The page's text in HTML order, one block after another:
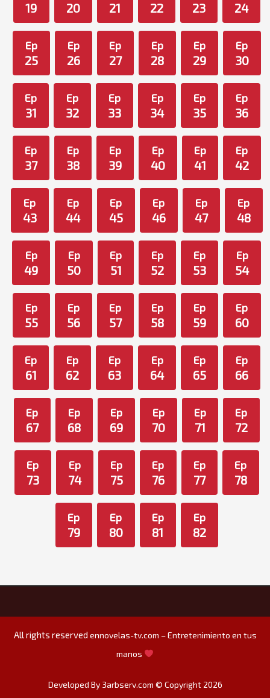
19 20 21 22 23 24
Ep
25
Ep
26
Ep
27
Ep
28
Ep
29
Ep
30
Ep
31
Ep
32
Ep
33
Ep
34
Ep
35
Ep
36
Ep
37
Ep
38
Ep
39
Ep
40
Ep
41
Ep
42
Ep
43
Ep
44
Ep
45
Ep
46
Ep
47
Ep
48
Ep
49
Ep
50
Ep
51
Ep
52
Ep
53
Ep
54
Ep
55
Ep
56
Ep
57
Ep
58
Ep
59
Ep
60
Ep
61
Ep
62
Ep
63
Ep
64
Ep
65
Ep
66
Ep
67
Ep
68
Ep
69
Ep
70
Ep
71
Ep
72
Ep
73
Ep
74
Ep
75
Ep
76
Ep
77
Ep
78
Ep
79
Ep
80
Ep
81
Ep
82
All rights reserved ennovelas-tv.com – Entretenimiento en tus
manos
Developed By 3arbserv.com © Copyright 2026